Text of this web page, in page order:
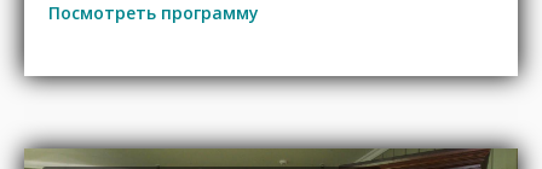
Посмотреть программу